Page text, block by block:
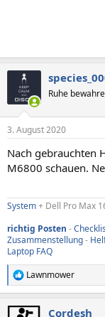
Ruhe
3. August 2020
Nach gebrauchten
M6800 schauen.
System+ Dell Pro Max
richtig Posten -
Zusammenstellung-
Laptop FAQ
R
e
Lawnmower
Cordesh